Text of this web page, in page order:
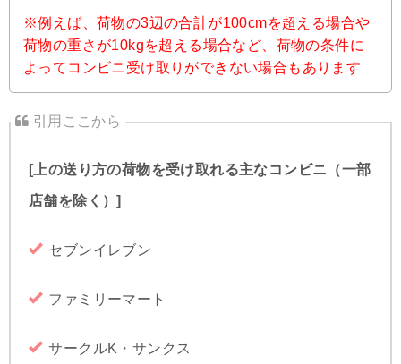
※例えば、荷物の3辺の合計が100cmを超える場合や
荷物の重さが10kgを超える場合など、荷物の条件に
よってコンビニ受け取りができない場合もあります
[上の送り方の荷物を受け取れる主なコンビニ（一部
店舗を除く）]
セブンイレブン
ファミリーマート
サークルK・サンクス